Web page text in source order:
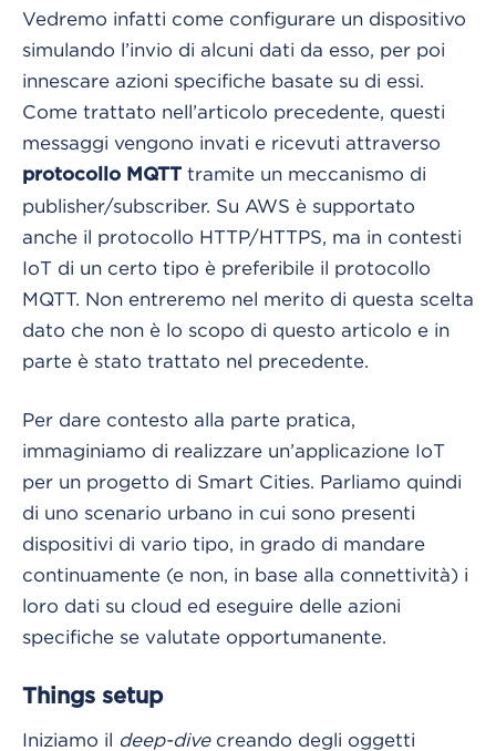
Vedremo infatti come configurare un dispositivo
simulando l’invio di alcuni dati da esso, per poi
innescare azioni specifiche basate su di essi.
Come trattato nell’articolo precedente, questi
messaggi vengono invati e ricevuti attraverso
protocollo MQTT tramite un meccanismo di
publisher/subscriber. Su AWS è supportato
anche il protocollo HTTP/HTTPS, ma in contesti
IoT di un certo tipo è preferibile il protocollo
MQTT. Non entreremo nel merito di questa scelta
dato che non è lo scopo di questo articolo e in
parte è stato trattato nel precedente.
Per dare contesto alla parte pratica,
immaginiamo di realizzare un’applicazione IoT
per un progetto di Smart Cities. Parliamo quindi
di uno scenario urbano in cui sono presenti
dispositivi di vario tipo, in grado di mandare
continuamente (e non, in base alla connettività) i
loro dati su cloud ed eseguire delle azioni
specifiche se valutate opportumanente.
Things setup
Iniziamo il deep-dive creando degli oggetti